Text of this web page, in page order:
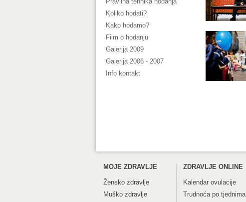
Koliko hodati?
Kako hodamo?
Film o hodanju
Galerija 2009
Galerija 2006 - 2007
Info kontakt
MOJE ZDRAVLJE
Žensko zdravlje
Muško zdravlje
ZDRAVLJE ONLINE
Kalendar ovulacije
Trudnoća po tjednima